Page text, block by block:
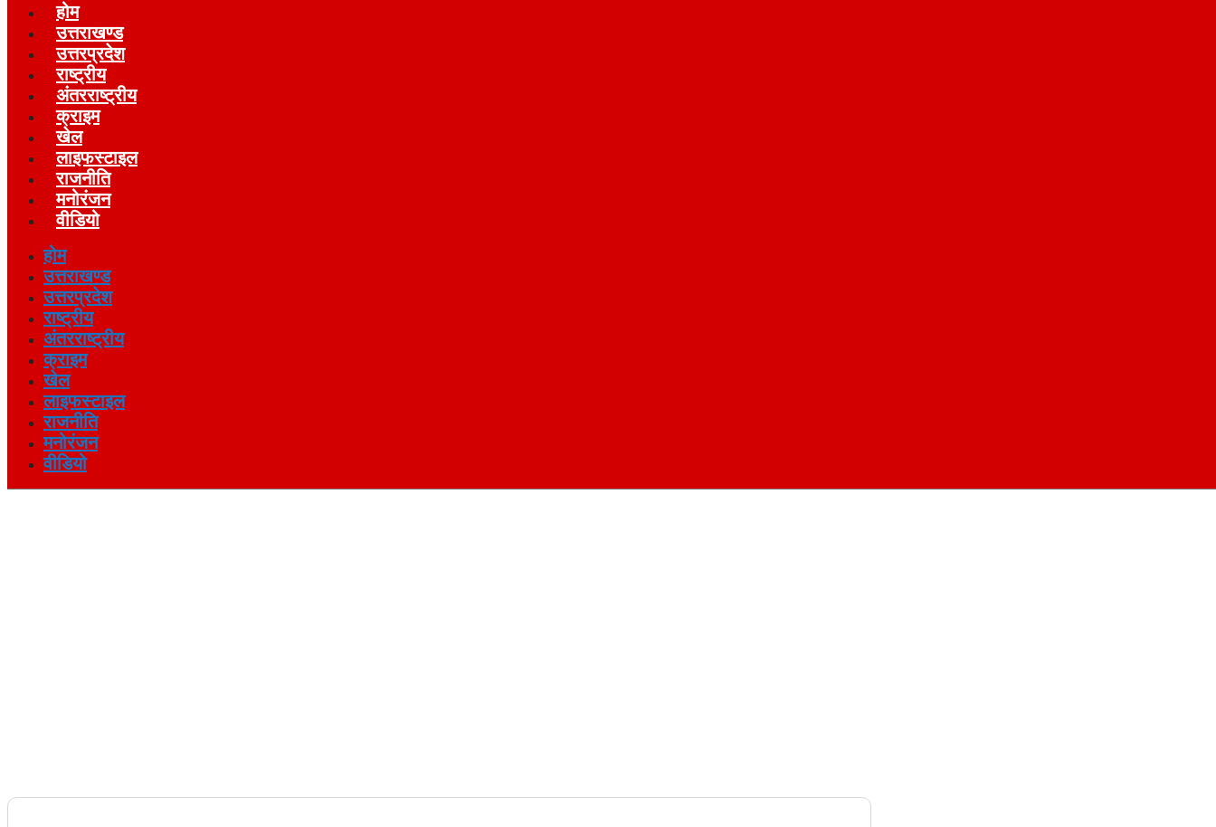
होम
उत्तराखण्ड
उत्तरप्रदेश
राष्ट्रीय
अंतरराष्ट्रीय
क्राइम
खेल
लाइफस्‍टाइल
राजनीति
मनोरंजन
वीडियो
होम
उत्तराखण्ड
उत्तरप्रदेश
राष्ट्रीय
अंतरराष्ट्रीय
क्राइम
खेल
लाइफस्‍टाइल
राजनीति
मनोरंजन
वीडियो